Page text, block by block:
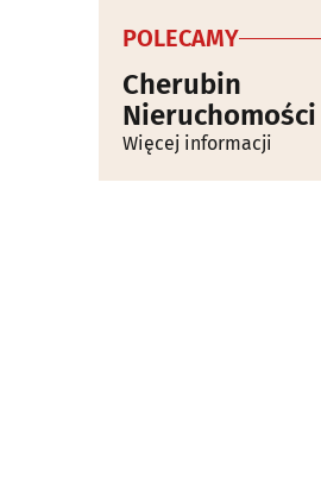
POLECAMY
Cherubin
Nieruchomości
Więcej informacji